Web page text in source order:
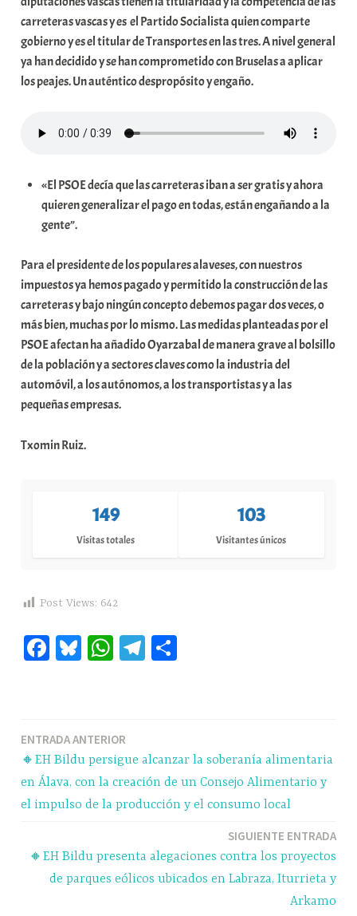
o
x
a
K
o
u
t
a
a
carreteras vascas y es el Partido Socialista quien comparte
gobierno y es el titular de Transportes en las tres. A nivel general
ya han decidido y se han comprometido con Bruselas a aplicar
los peajes. Un auténtico despropósito y engaño.
«El PSOE decía que las carreteras iban a ser gratis y ahora
quieren generalizar el pago en todas, están engañando a la
gente”.
Para el presidente de los populares alaveses, con nuestros
impuestos ya hemos pagado y permitido la construcción de las
carreteras y bajo ningún concepto debemos pagar dos veces, o
más bien, muchas por lo mismo. Las medidas planteadas por el
PSOE afectan ha añadido Oyarzabal de manera grave al bolsillo
de la población y a sectores claves como la industria del
automóvil, a los autónomos, a los transportistas y a las
pequeñas empresas.
Txomin Ruiz.
149
Visitas totales
103
Visitantes únicos
Post Views: 642
Fa Bl W
pp
Te
m rti
r
Navegación
de
entradas
ENTRADA ANTERIOR
🔸EH Bildu persigue alcanzar la soberanía alimentaria
en Álava, con la creación de un Consejo Alimentario y
el impulso de la producción y el consumo local
SIGUIENTE ENTRADA
🔸EH Bildu presenta alegaciones contra los proyectos
de parques eólicos ubicados en Labraza, Iturrieta y
Arkamo